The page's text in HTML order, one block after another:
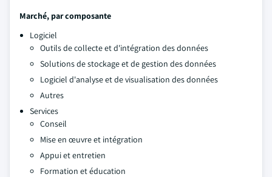
Marché, par composante
Logiciel
Outils de collecte et d'intégration des données
Solutions de stockage et de gestion des données
Logiciel d'analyse et de visualisation des données
Autres
Services
Conseil
Mise en œuvre et intégration
Appui et entretien
Formation et éducation